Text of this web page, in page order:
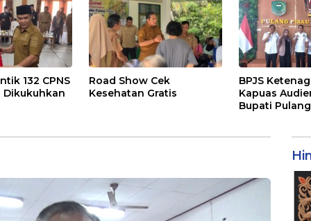
132 CPNS
Dikukuhkan
Road Show Cek
Kesehatan Gratis
BPJS
Kapuas
Bupati